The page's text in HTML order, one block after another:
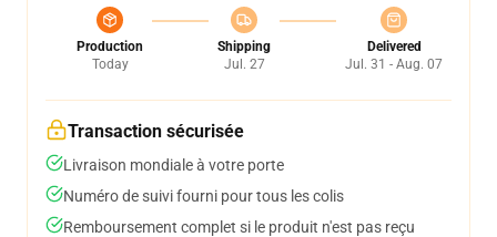
Production
Today
Shipping
Jul. 27
Delivered
Jul. 31 - Aug. 07
Transaction sécurisée
Livraison mondiale à votre porte
Numéro de suivi fourni pour tous les colis
Remboursement complet si le produit n'est pas reçu